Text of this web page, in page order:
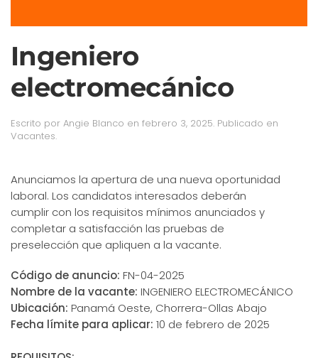
Ingeniero
electromecánico
Escrito por Angie Blanco en febrero 3, 2025. Publicado en
Vacantes.
Anunciamos la apertura de una nueva oportunidad
laboral. Los candidatos interesados deberán
cumplir con los requisitos mínimos anunciados y
completar a satisfacción las pruebas de
preselección que apliquen a la vacante.
Código de anuncio: FN-04-2025
Nombre de la vacante: INGENIERO ELECTROMECÁNICO
Ubicación: Panamá Oeste, Chorrera-Ollas Abajo
Fecha límite para aplicar: 10 de febrero de 2025